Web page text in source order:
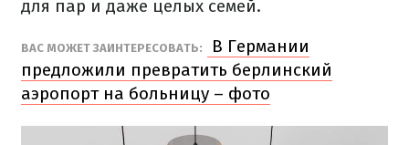
для пар и даже целых семей.
ВАС МОЖЕТ ЗАИНТЕРЕСОВАТЬ:
В Германии
предложили превратить берлинский
аэропорт на больницу – фото